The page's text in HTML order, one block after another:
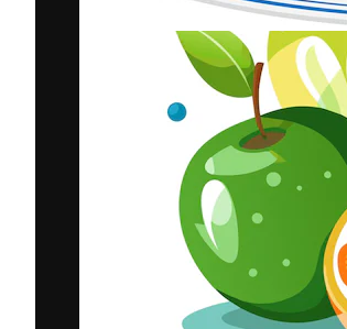
Copyright © 2010-